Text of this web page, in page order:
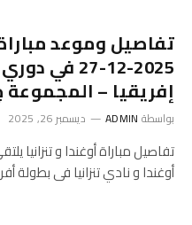
تفاصيل وموعد مباراة
2025-12-27
إفريقيا – المجموعة
بواسطة ADMIN ديسمبر 26, 2025
أوغندا و نادي تنزانيا فى بطولة